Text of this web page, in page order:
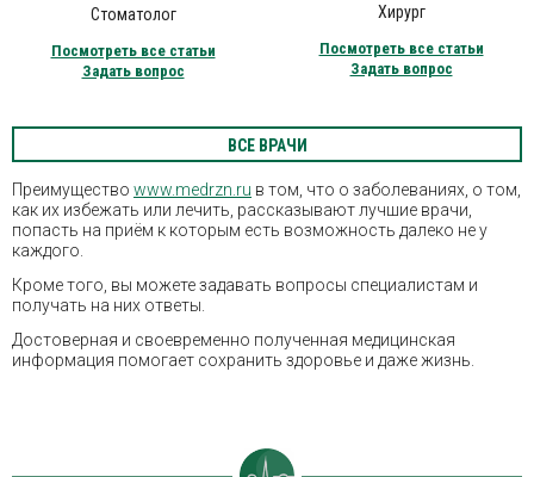
Стоматолог
Посмотреть все статьи
Задать вопрос
Хирург
Посмотреть все статьи
Задать вопрос
ВСЕ ВРАЧИ
Преимущество www.medrzn.ru в том, что о заболеваниях, о том,
как их избежать или лечить, рассказывают лучшие врачи,
попасть на приём к которым есть возможность далеко не у
каждого.
Кроме того, вы можете задавать вопросы специалистам и
получать на них ответы.
Достоверная и своевременно полученная медицинская
информация помогает сохранить здоровье и даже жизнь.